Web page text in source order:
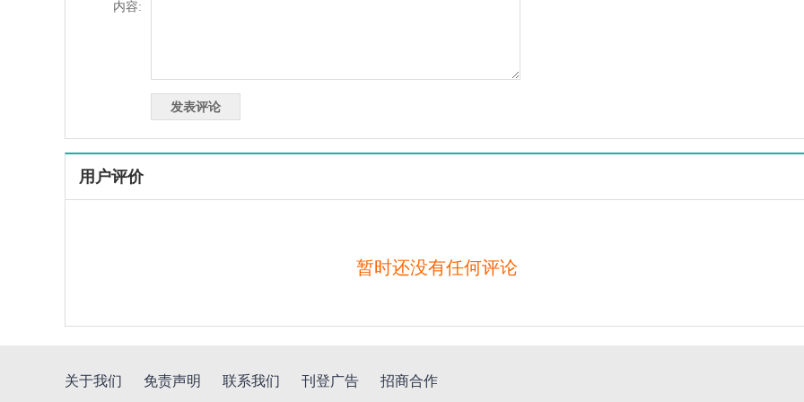
内容:
用户评价
暂时还没有任何评论
关于我们 免责声明 联系我们 刊登广告 招商合作